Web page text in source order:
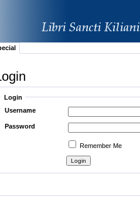
Login
Username
Password
Remember Me